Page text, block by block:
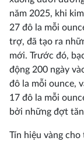
năm 2025, khi
27 đô la mỗi
trợ, đã tạo ra
mới. Trước đó,
động 200 ngày
đô la mỗi ounce,
17 đô la mỗi
bởi những đợt
Tín hiệu vàng